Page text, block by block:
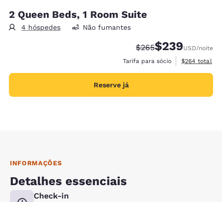
2 Queen Beds, 1 Room Suite
4 hóspedes Não fumantes
Tarifa anterior
$265Tarifa com
$239USD/noite
Tarifa para sócio
Exibir
$264 total
Reserve já
INFORMAÇÕES
Detalhes essenciais
Check-in